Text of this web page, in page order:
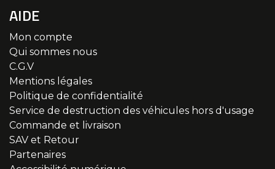
AIDE
Mon compte
Qui sommes nous
C.G.V
Mentions légales
Politique de confidentialité
Service de destruction des véhicules hors d'usage
Commande et livraison
SAV et Retour
Partenaires